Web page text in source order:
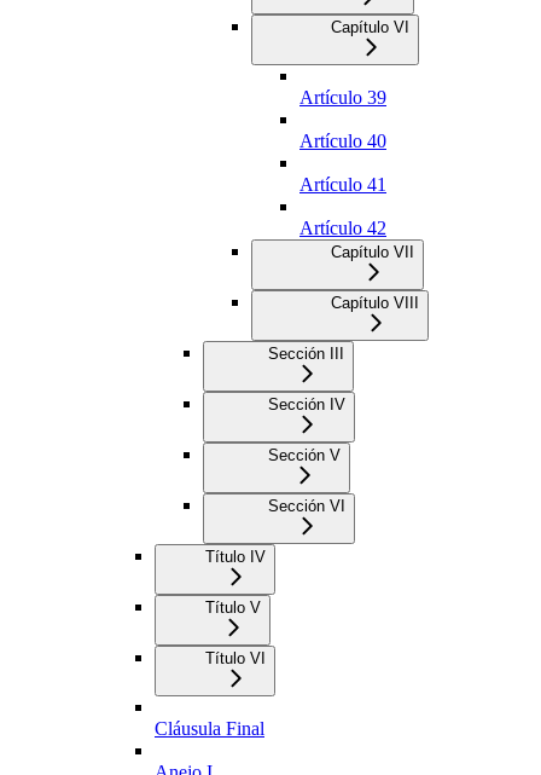
Capítulo VI
Artículo 39
Artículo 40
Artículo 41
Artículo 42
Capítulo VII
Capítulo VIII
Sección III
Sección IV
Sección V
Sección VI
Título IV
Título V
Título VI
Cláusula Final